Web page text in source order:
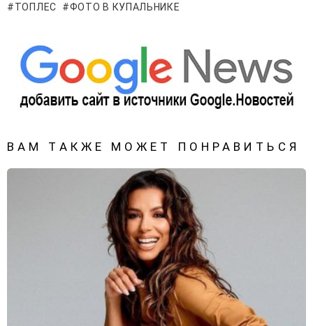
ТОПЛЕС
ФОТО В КУПАЛЬНИКЕ
ВАМ ТАКЖЕ МОЖЕТ ПОНРАВИТЬСЯ